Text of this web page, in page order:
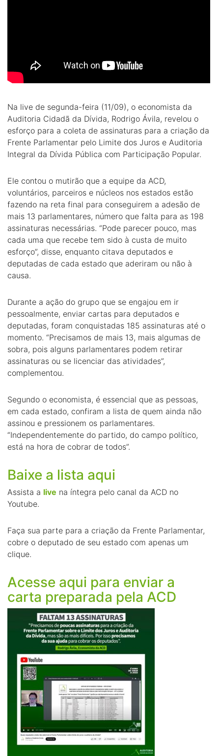
Na live de segunda-feira (11/09), o economista da
Auditoria Cidadã da Dívida, Rodrigo Ávila, revelou o
esforço para a coleta de assinaturas para a criação da
Frente Parlamentar pelo Limite dos Juros e Auditoria
Integral da Dívida Pública com Participação Popular.
Ele contou o mutirão que a equipe da ACD,
voluntários, parceiros e núcleos nos estados estão
fazendo na reta final para conseguirem a adesão de
mais 13 parlamentares, número que falta para as 198
assinaturas necessárias. “Pode parecer pouco, mas
cada uma que recebe tem sido à custa de muito
esforço”, disse, enquanto citava deputados e
deputadas de cada estado que aderiram ou não à
causa.
Durante a ação do grupo que se engajou em ir
pessoalmente, enviar cartas para deputados e
deputadas, foram conquistadas 185 assinaturas até o
momento. “Precisamos de mais 13, mais algumas de
sobra, pois alguns parlamentares podem retirar
assinaturas ou se licenciar das atividades”,
complementou.
Segundo o economista, é essencial que as pessoas,
em cada estado, confiram a lista de quem ainda não
assinou e pressionem os parlamentares.
“Independentemente do partido, do campo político,
está na hora de cobrar de todos”.
Baixe a lista aqui
Assista a live na íntegra pelo canal da ACD no
Youtube.
Faça sua parte para a criação da Frente Parlamentar,
cobre o deputado de seu estado com apenas um
clique.
Acesse aqui para enviar a
carta preparada pela ACD